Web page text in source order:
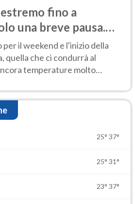
fino a
una breve pausa.
il weekend e l'inizio della
quella che ci condurrà al
temperature molto
25° 37°
25° 31°
23° 37°